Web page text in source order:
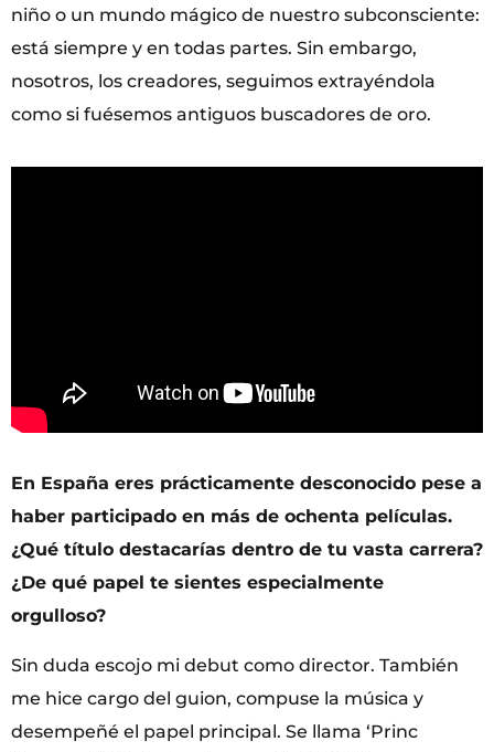
niño o un mundo mágico de nuestro subconsciente:
está siempre y en todas partes. Sin embargo,
nosotros, los creadores, seguimos extrayéndola
como si fuésemos antiguos buscadores de oro.
En España eres prácticamente desconocido pese a
haber participado en más de ochenta películas.
¿Qué título destacarías dentro de tu vasta carrera?
¿De qué papel te sientes especialmente
orgulloso?
Sin duda escojo mi debut como director. También
me hice cargo del guion, compuse la música y
desempeñé el papel principal. Se llama ‘Princ